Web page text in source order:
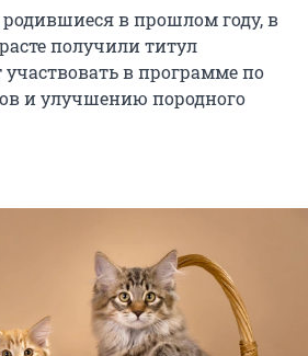
в прошлом году, в
получили титул
в программе по
и улучшению породного